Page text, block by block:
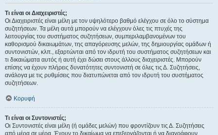
Τι είναι οι Διαχειριστές;
Οι Διαχειριστές είναι μέλη με τον υψηλότερο βαθμό ελέγχου σε όλο το σύστημα
συζητήσεων. Τα μέλη αυτά μπορούν να ελέγχουν όλες τις πτυχές της
λειτουργίας του συστήματος συζητήσεων, συμπεριλαμβανομένων του
καθορισμού δικαιωμάτων, της απαγόρευσης μελών, της δημιουργίας ομάδων ή
συντονιστών, κλπ., εξαρτώνται από τον ιδρυτή του συστήματος συζητήσεων και
τι δικαιώματα αυτός ή αυτή έχει δώσει στους άλλους διαχειριστές. Μπορούν
επίσης να έχουν πλήρεις δυνατότητες συντονιστή σε όλες τις Δ. Συζητήσεις,
ανάλογα με τις ρυθμίσεις που διατυπώνεται από τον ιδρυτή του συστήματος
συζητήσεων.
Κορυφή
Τι είναι οι Συντονιστές;
Οι Συντονιστές είναι μέλη (ή ομάδες μελών) που φροντίζουν τις Δ. Συζητήσεις
από μέρα σε μέρα. Έχουν το δικαίωμα να επεξεργάζονται ή να διαγράφουν